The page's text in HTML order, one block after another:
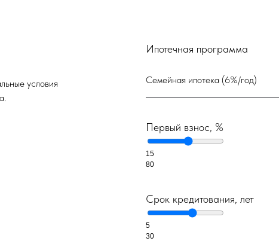
Ипотечная программа
условия
Первый взнос, %
15
80
Срок кредитования, лет
5
30